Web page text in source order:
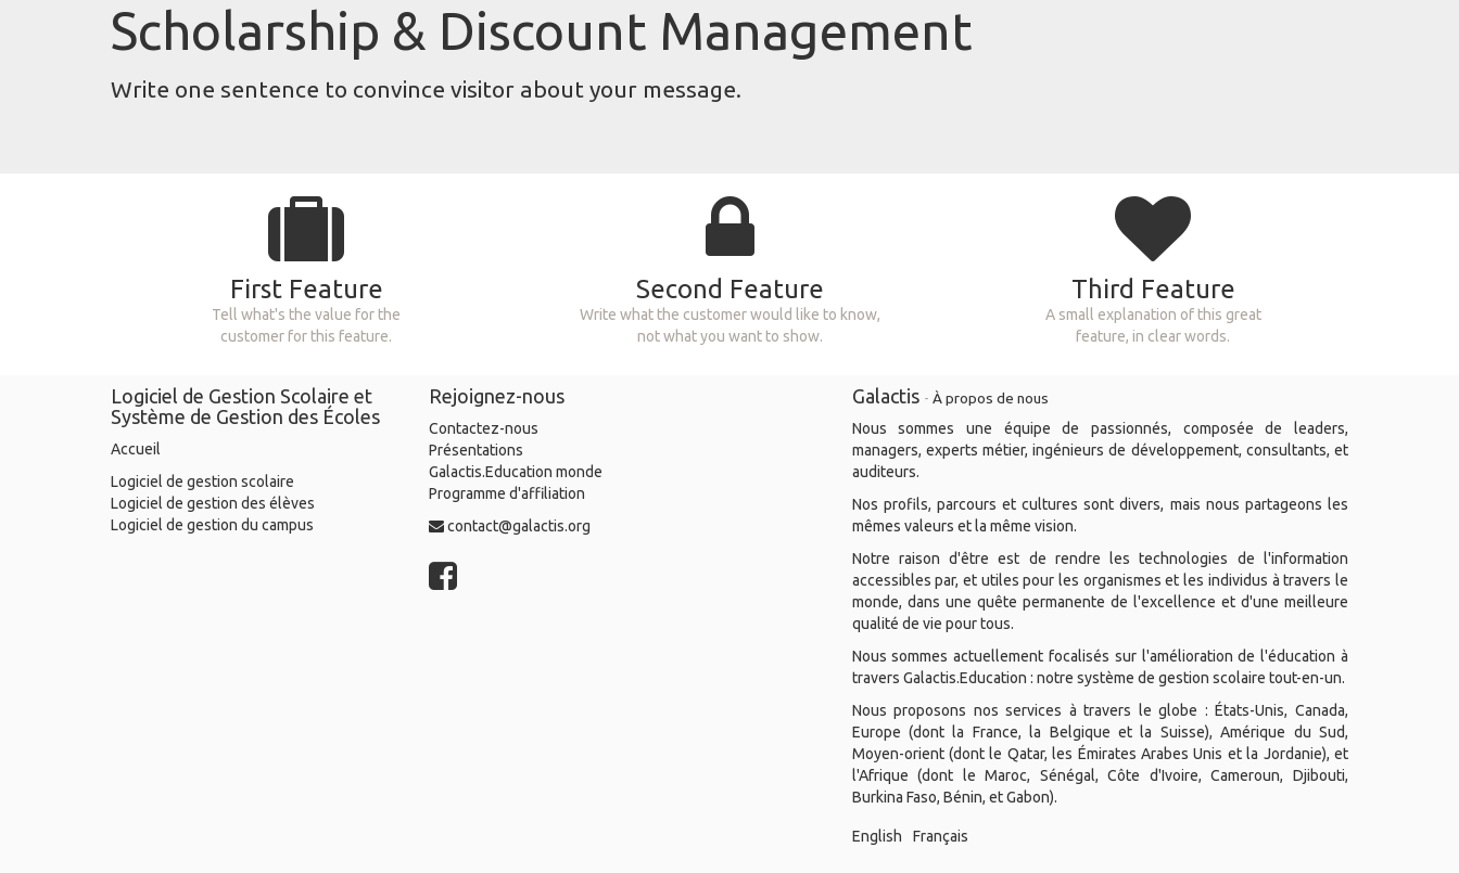
Scholarship & Discount Management
Write one sentence to convince visitor about your message.
First Feature
Tell what's the value for the
customer for this feature.
Second Feature
Write what the customer would like to know,
not what you want to show.
Third Feature
A small explanation of this great
feature, in clear words.
Logiciel de Gestion Scolaire et
Système de Gestion des Écoles
Accueil
Logiciel de gestion scolaire
Logiciel de gestion des élèves
Logiciel de gestion du campus
Rejoignez-nous
Contactez-nous
Présentations
Galactis.Education monde
Programme d'affiliation
contact@galactis.org
Galactis - À propos de nous
Nous sommes une équipe de passionnés, composée de leaders,
managers, experts métier, ingénieurs de développement, consultants, et
auditeurs.
Nos profils, parcours et cultures sont divers, mais nous partageons les
mêmes valeurs et la même vision.
Notre raison d'être est de rendre les technologies de l'information
accessibles par, et utiles pour les organismes et les individus à travers le
monde, dans une quête permanente de l'excellence et d'une meilleure
qualité de vie pour tous.
Nous sommes actuellement focalisés sur l'amélioration de l'éducation à
travers Galactis.Education : notre système de gestion scolaire tout-en-un.
Nous proposons nos services à travers le globe : États-Unis, Canada,
Europe (dont la France, la Belgique et la Suisse), Amérique du Sud,
Moyen-orient (dont le Qatar, les Émirates Arabes Unis et la Jordanie), et
l'Afrique (dont le Maroc, Sénégal, Côte d'Ivoire, Cameroun, Djibouti,
Burkina Faso, Bénin, et Gabon).
English Français